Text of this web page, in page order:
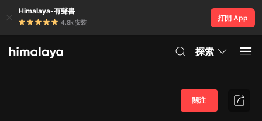
Himalaya-有聲書
4.8k 安裝
打開 App
探索
關注